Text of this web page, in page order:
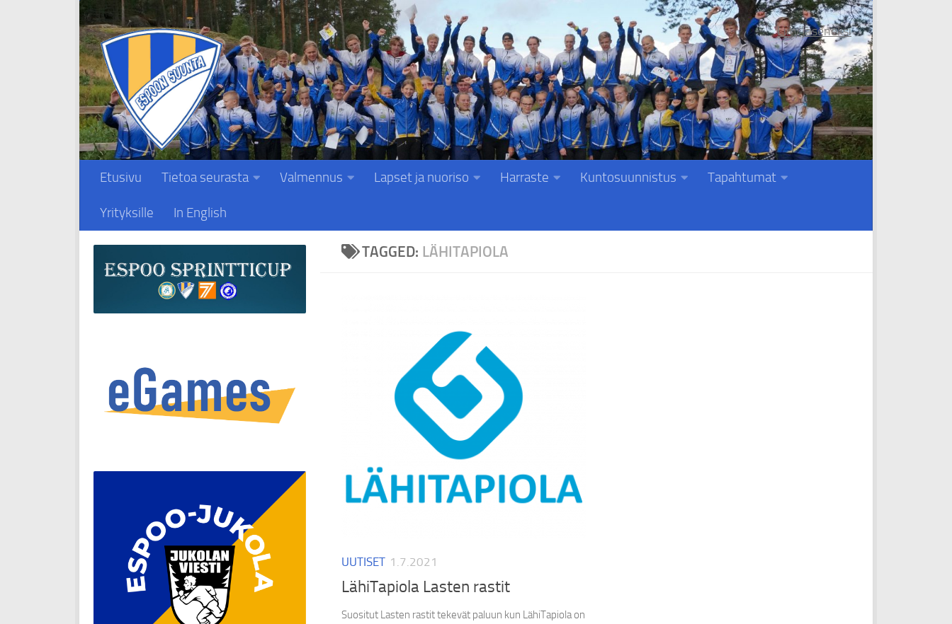
Skip to content
Liity jäseneksi
Etusivu Tietoa seurasta Valmennus Lapset ja nuoriso Harraste Kuntosuunnistus Tapahtumat
Yrityksille In English
TAGGED: LÄHITAPIOLA
UUTISET 1.7.2021
LähiTapiola Lasten rastit
Suositut Lasten rastit tekevät paluun kun LähiTapiola on